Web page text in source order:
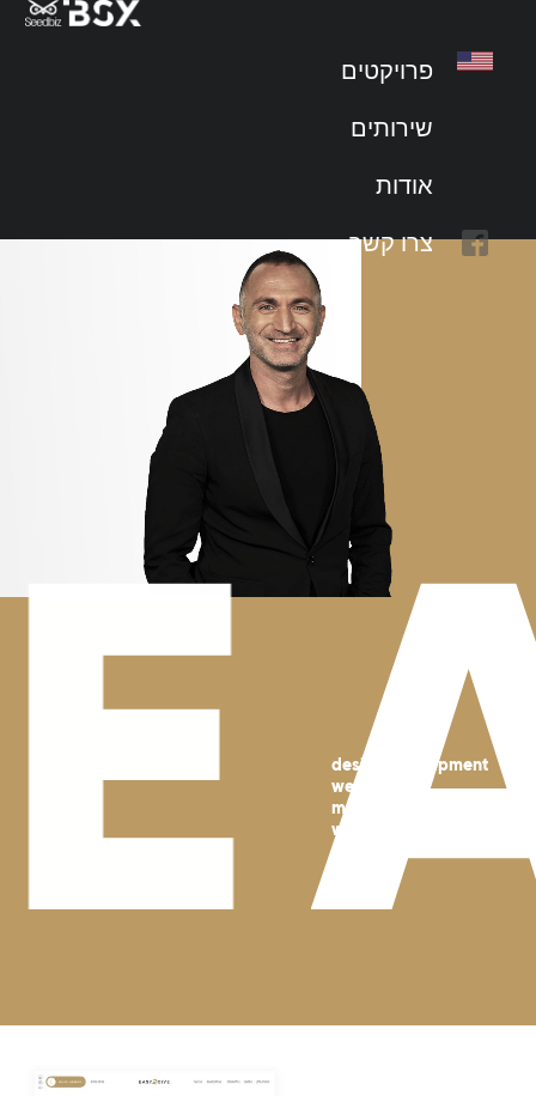
פרויקטים
שירותים
אודות
צרו קשר
easy2give
E איזי 2 גיב
design/develpment
website
mobile apps
web apps
מקדמת אותה צעד אחד לפני כולם במעטפת מושלמת לעולם